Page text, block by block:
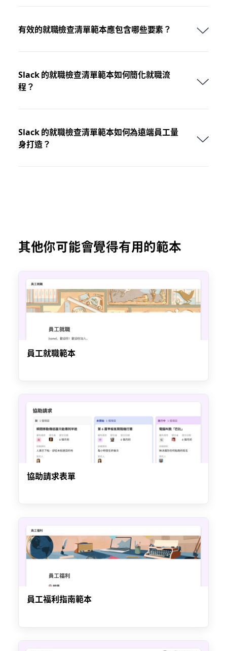
有效的就職檢查清單範本應包含哪些要素？
Slack 的就職檢查清單範本如何簡化就職流
程？
Slack 的就職檢查清單範本如何為遠端員工量
身打造？
其他你可能會覺得有用的範本
員工就職範本
協助請求表單
員工福利指南範本